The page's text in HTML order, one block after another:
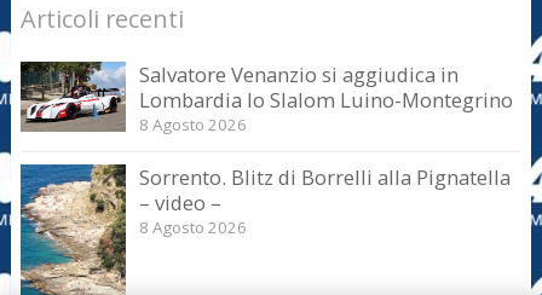
Articoli recenti
Salvatore Venanzio si aggiudica in
Lombardia lo Slalom Luino-Montegrino
8 Agosto 2026
Sorrento. Blitz di Borrelli alla Pignatella
– video –
8 Agosto 2026